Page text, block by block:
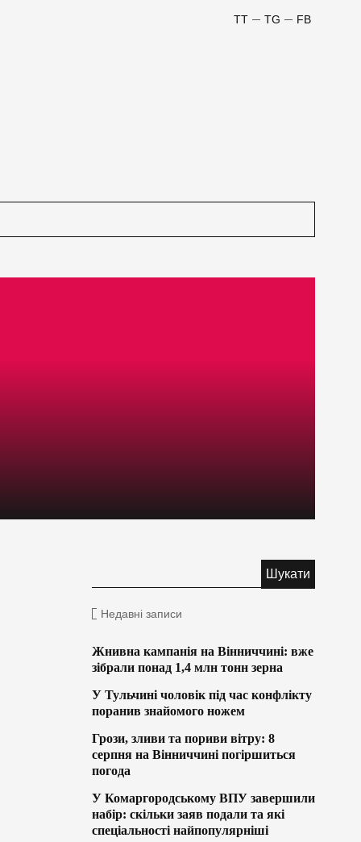
FB
TG
TT
Недавні записи
Жнивна кампанія на Вінниччині: вже
зібрали понад 1,4 млн тонн зерна
У Тульчині чоловік під час конфлікту
поранив знайомого ножем
Грози, зливи та пориви вітру: 8
серпня на Вінниччині погіршиться
погода
У Комаргородському ВПУ завершили
набір: скільки заяв подали та які
спеціальності найпопулярніші